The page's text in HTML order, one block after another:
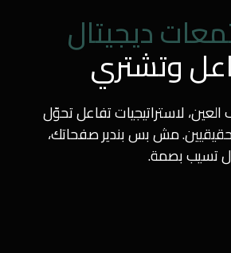
ديجيتال
وتشتري
لاستراتيجيات تفاعل تحوّل
حقيقيين. مش بس بندير صفحاتك،
تسيب بصمة.